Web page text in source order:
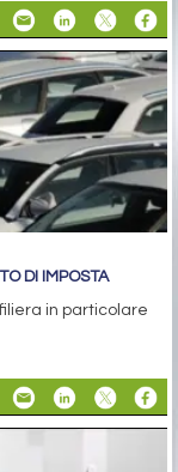
DI IMPOSTA
in particolare